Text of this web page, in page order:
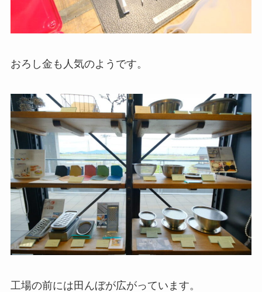
おろし金も人気のようです。
工場の前には田んぼが広がっています。